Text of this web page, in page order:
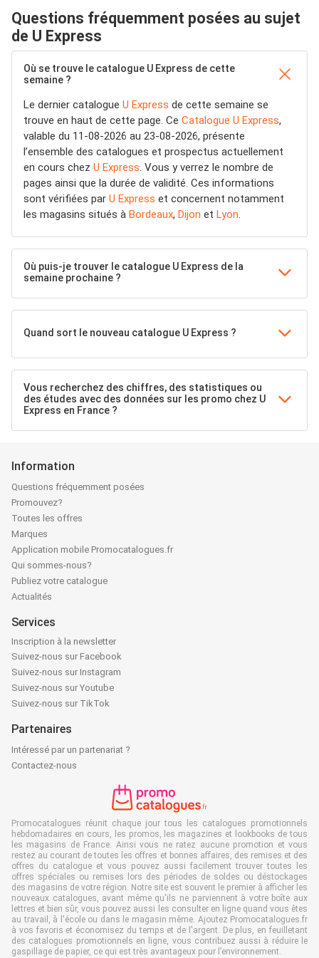
Questions fréquemment posées au sujet
de U Express
Où se trouve le catalogue U Express de cette
semaine ?
Le dernier catalogue U Express de cette semaine se
trouve en haut de cette page. Ce Catalogue U Express,
valable du 11-08-2026 au 23-08-2026, présente
l’ensemble des catalogues et prospectus actuellement
en cours chez U Express . Vous y verrez le nombre de
pages ainsi que la durée de validité. Ces informations
sont vérifiées par U Express et concernent notamment
les magasins situés à Bordeaux, Dijon et Lyon
Où puis-je trouver le catalogue U Express de la
semaine prochaine ?
Quand sort le nouveau catalogue U Express ?
Vous recherchez des chiffres, des statistiques ou
des études avec des données sur les promo chez U
Express en France ?
Information
Questions fréquemment posées
Promouvez?
Toutes les offres
Marques
Application mobile Promocatalogues.fr
Qui sommes-nous?
Publiez votre catalogue
Actualités
Services
Inscription à la newsletter
Suivez-nous sur Facebook
Suivez-nous sur Instagram
Suivez-nous sur Youtube
Suivez-nous sur TikTok
Partenaires
Intéressé par un partenariat ?
Contactez-nous
Promocatalogues réunit chaque jour tous les catalogues promotionnels
hebdomadaires en cours, les promos, les magazines et lookbooks de tous
les magasins de France. Ainsi vous ne ratez aucune promotion et vous
restez au courant de toutes les offres et bonnes affaires, des remises et des
offres du catalogue et vous pouvez aussi facilement trouver toutes les
offres spéciales ou remises lors des périodes de soldes ou déstockages
des magasins de votre région. Notre site est souvent le premier à afficher les
nouveaux catalogues, avant même qu'ils ne parviennent à votre boîte aux
lettres et bien sûr, vous pouvez aussi les consulter en ligne quand vous êtes
au travail, à l'école ou dans le magasin même. Ajoutez Promocatalogues.fr
à vos favoris et économisez du temps et de l'argent. De plus, en feuilletant
des catalogues promotionnels en ligne, vous contribuez aussi à réduire le
gaspillage de papier, ce qui est très avantageux pour l’environnement.